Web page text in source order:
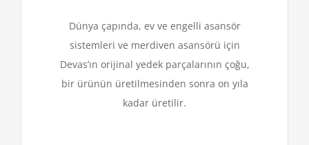
Dünya çapında, ev ve engelli asansör
sistemleri ve merdiven asansörü için
Devas’ın orijinal yedek parçalarının çoğu,
bir ürünün üretilmesinden sonra on yıla
kadar üretilir.